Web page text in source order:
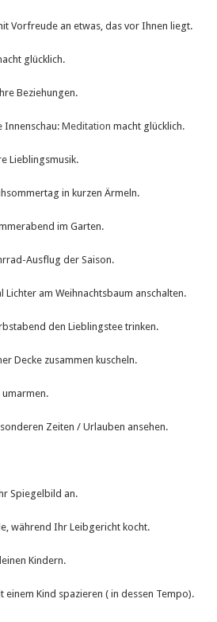
Vorfreude an etwas, das vor Ihnen liegt.
glücklich.
Beziehungen.
Innenschau: Meditation macht glücklich.
Lieblingsmusik.
in kurzen Ärmeln.
im Garten.
Ausflug der Saison.
Lichter am Weihnachtsbaum anschalten.
den Lieblingstee trinken.
Decke zusammen kuscheln.
umarmen.
Zeiten / Urlauben ansehen.
Spiegelbild an.
während Ihr Leibgericht kocht.
Kindern.
einem Kind spazieren ( in dessen Tempo).